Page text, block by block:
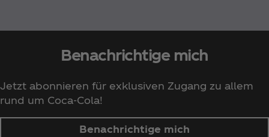
Benachrichtige mich
Jetzt abonnieren für exklusiven Zugang zu allem
rund um Coca‑Cola!
Benachrichtige mich